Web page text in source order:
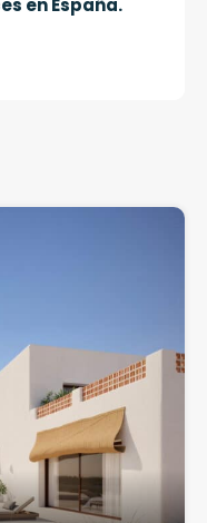
en España.